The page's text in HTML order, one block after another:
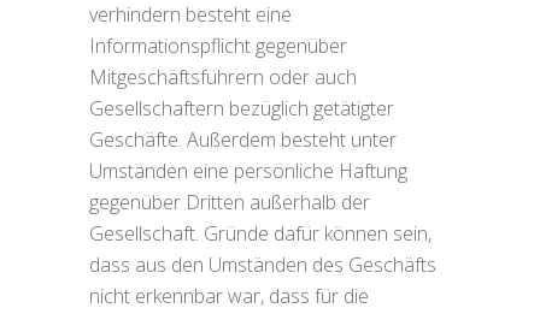
verhindern besteht eine
Informationspflicht gegenüber
Mitgeschäftsführern oder auch
Gesellschaftern bezüglich getätigter
Geschäfte. Außerdem besteht unter
Umständen eine persönliche Haftung
gegenüber Dritten außerhalb der
Gesellschaft. Gründe dafür können sein,
dass aus den Umständen des Geschäfts
nicht erkennbar war, dass für die